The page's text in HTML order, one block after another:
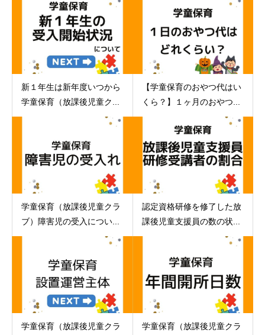
新１年生は新年度いつから
学童保育（放課後児童ク...
【学童保育のおやつ代はい
くら？】１ヶ月のおやつ...
学童保育（放課後児童クラ
ブ）障害児の受入につい...
認定資格研修を修了した放
課後児童支援員の数の状...
学童保育（放課後児童クラ
学童保育（放課後児童クラ